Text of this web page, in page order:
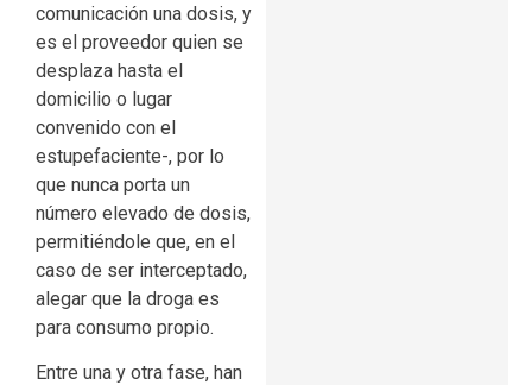
comunicación una dosis, y
es el proveedor quien se
desplaza hasta el
domicilio o lugar
convenido con el
estupefaciente-, por lo
que nunca porta un
número elevado de dosis,
permitiéndole que, en el
caso de ser interceptado,
alegar que la droga es
para consumo propio.
Entre una y otra fase, han